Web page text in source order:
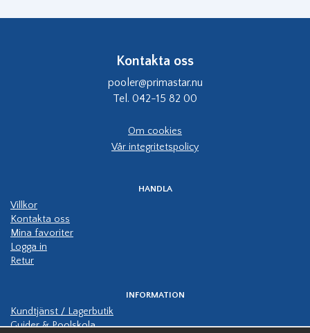
Kontakta oss
pooler@primastar.nu
Tel. 042-15 82 00
Om cookies
Vår integritetspolicy
HANDLA
Villkor
Kontakta oss
Mina favoriter
Logga in
Retur
INFORMATION
Kundtjänst / Lagerbutik
Guider & Poolskola